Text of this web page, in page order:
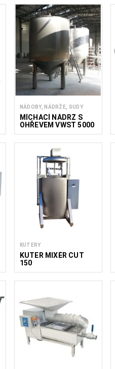
NÁDOBY, NÁDRŽE, SUDY
MÍCHACÍ NÁDRŽ S
OHŘEVEM VWST 5000
KUTERY
KUTER MIXÉR CUT
150